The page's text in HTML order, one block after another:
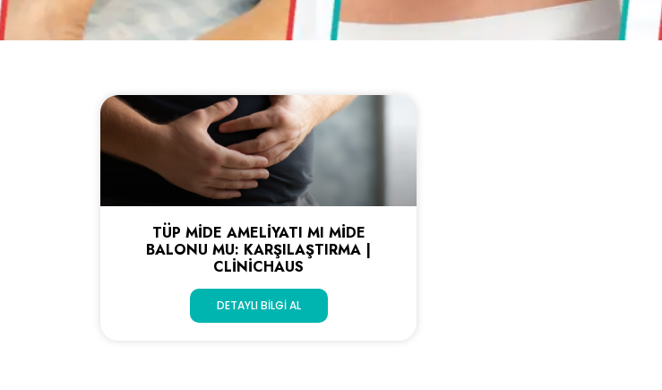
TÜP MIDE AMELIYATI MI MIDE
BALONU MU: KARŞILAŞTIRMA |
CLINICHAUS
DETAYLI BILGI AL